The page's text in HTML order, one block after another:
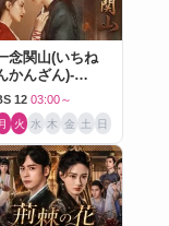
念関山(いちね
かんざん)-
to Love-
12 03:00～
月 火 水 木 金 土 日